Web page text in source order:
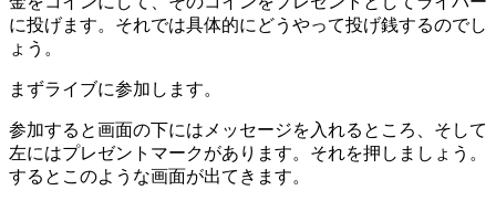
に投げます。それでは具体的にどうやって投げ銭するのでし
ょう。
まずライブに参加します。
参加すると画面の下にはメッセージを入れるところ、そして
左にはプレゼントマークがあります。それを押しましょう。
するとこのような画面が出てきます。